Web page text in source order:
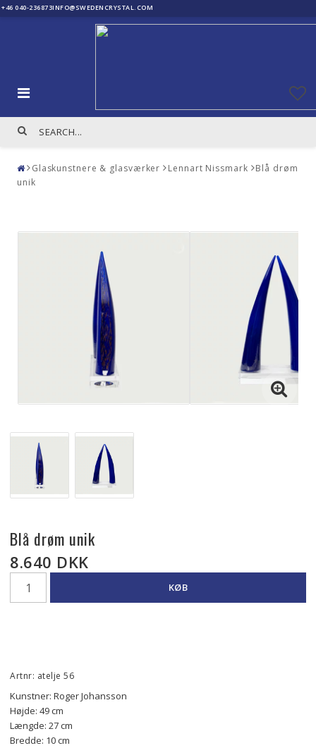
+46 040-236873INFO@SWEDENCRYSTAL.COM
Glaskunstnere & glasværker Lennart Nissmark
Blå drøm
unik
Blå drøm unik
8.640 DKK
KØB
Artnr: atelje 56
Kunstner: Roger Johansson
Højde: 49 cm
Længde: 27 cm
Bredde: 10 cm